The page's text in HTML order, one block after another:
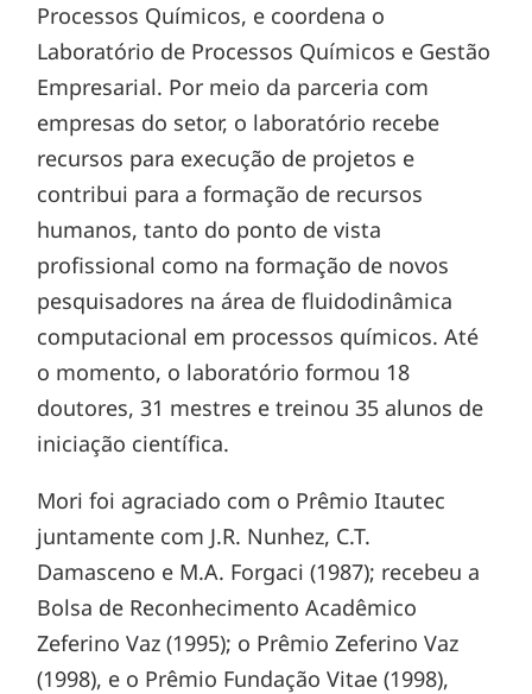
Processos Químicos, e coordena o
Laboratório de Processos Químicos e Gestão
Empresarial. Por meio da parceria com
empresas do setor, o laboratório recebe
recursos para execução de projetos e
contribui para a formação de recursos
humanos, tanto do ponto de vista
profissional como na formação de novos
pesquisadores na área de fluidodinâmica
computacional em processos químicos. Até
o momento, o laboratório formou 18
doutores, 31 mestres e treinou 35 alunos de
iniciação científica.
Mori foi agraciado com o Prêmio Itautec
juntamente com J.R. Nunhez, C.T.
Damasceno e M.A. Forgaci (1987); recebeu a
Bolsa de Reconhecimento Acadêmico
Zeferino Vaz (1995); o Prêmio Zeferino Vaz
(1998), e o Prêmio Fundação Vitae (1998),